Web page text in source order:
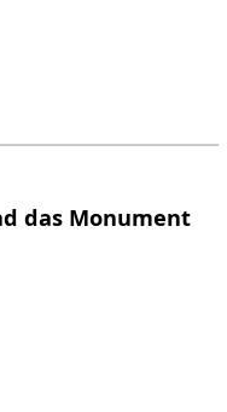
das Monument